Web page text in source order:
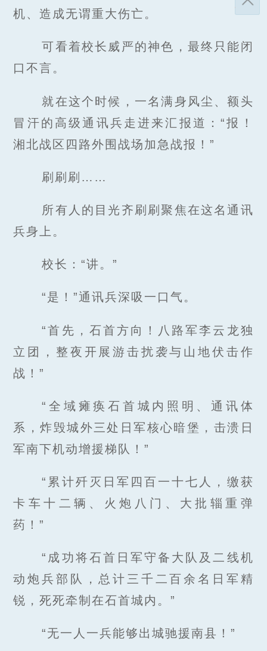
机、造成无谓重大伤亡。
可看着校长威严的神色，最终只能闭
口不言。
就在这个时候，一名满身风尘、额头
冒汗的高级通讯兵走进来汇报道：“报！
湘北战区四路外围战场加急战报！”
刷刷刷……
所有人的目光齐刷刷聚焦在这名通讯
兵身上。
校长：“讲。”
“是！”通讯兵深吸一口气。
“首先，石首方向！八路军李云龙独
立团，整夜开展游击扰袭与山地伏击作
战！”
“全域瘫痪石首城内照明、通讯体
系，炸毁城外三处日军核心暗堡，击溃日
军南下机动增援梯队！”
“累计歼灭日军四百一十七人，缴获
卡车十二辆、火炮八门、大批辎重弹
药！”
“成功将石首日军守备大队及二线机
动炮兵部队，总计三千二百余名日军精
锐，死死牵制在石首城内。”
“无一人一兵能够出城驰援南县！”